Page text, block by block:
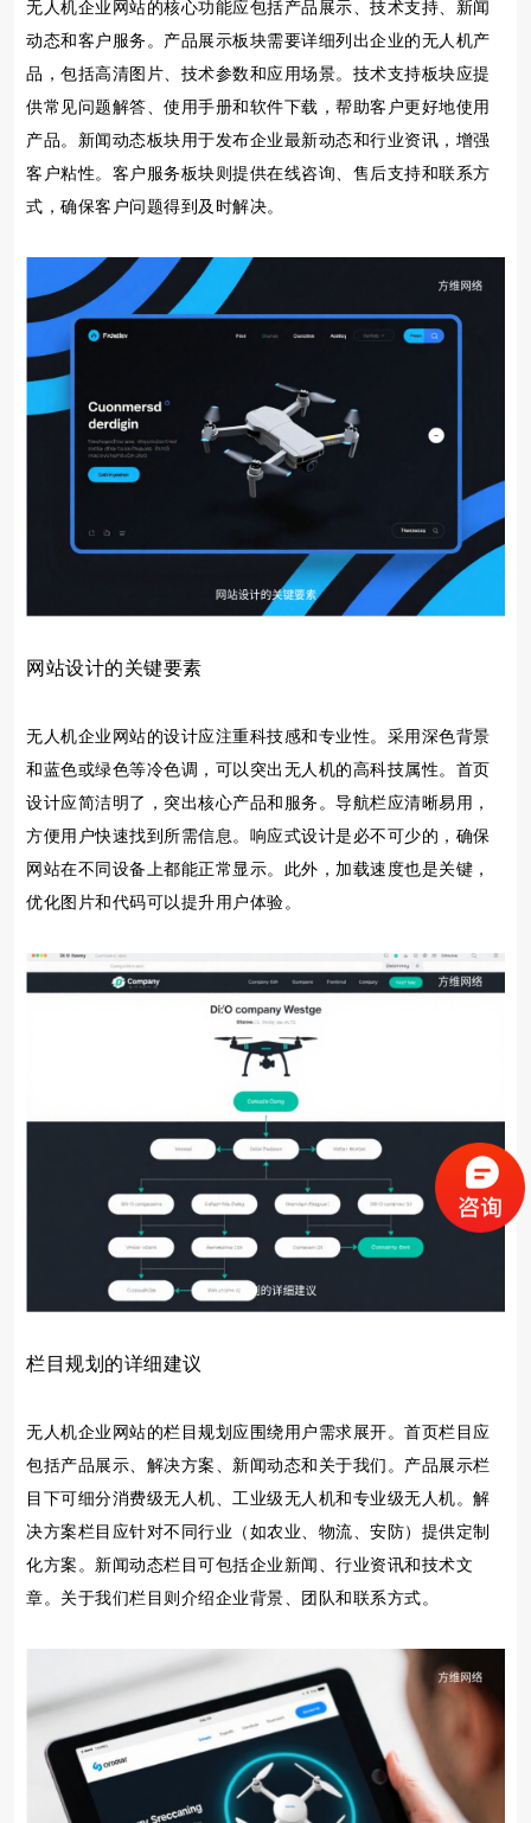
无人机企业网站的核心功能应包括产品展示、技术支持、新闻
动态和客户服务。产品展示板块需要详细列出企业的无人机产
品，包括高清图片、技术参数和应用场景。技术支持板块应提
供常见问题解答、使用手册和软件下载，帮助客户更好地使用
产品。新闻动态板块用于发布企业最新动态和行业资讯，增强
客户粘性。客户服务板块则提供在线咨询、售后支持和联系方
式，确保客户问题得到及时解决。
网站设计的关键要素
无人机企业网站的设计应注重科技感和专业性。采用深色背景
和蓝色或绿色等冷色调，可以突出无人机的高科技属性。首页
设计应简洁明了，突出核心产品和服务。导航栏应清晰易用，
方便用户快速找到所需信息。响应式设计是必不可少的，确保
网站在不同设备上都能正常显示。此外，加载速度也是关键，
优化图片和代码可以提升用户体验。
栏目规划的详细建议
无人机企业网站的栏目规划应围绕用户需求展开。首页栏目应
包括产品展示、解决方案、新闻动态和关于我们。产品展示栏
目下可细分消费级无人机、工业级无人机和专业级无人机。解
决方案栏目应针对不同行业（如农业、物流、安防）提供定制
化方案。新闻动态栏目可包括企业新闻、行业资讯和技术文
章。关于我们栏目则介绍企业背景、团队和联系方式。